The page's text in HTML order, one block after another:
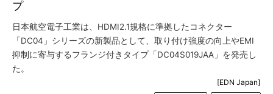
プ
日本航空電子工業は、HDMI2.1規格に準拠したコネクター
「DC04」シリーズの新製品として、取り付け強度の向上やEMI
抑制に寄与するフランジ付きタイプ「DC04S019JAA」を発売し
た。
[EDN Japan]